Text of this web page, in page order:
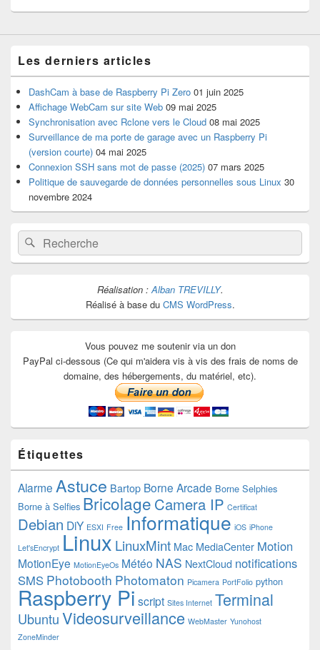
Les derniers articles
DashCam à base de Raspberry Pi Zero 01 juin 2025
Affichage WebCam sur site Web 09 mai 2025
Synchronisation avec Rclone vers le Cloud 08 mai 2025
Surveillance de ma porte de garage avec un Raspberry Pi
(version courte) 04 mai 2025
Connexion SSH sans mot de passe (2025) 07 mars 2025
Politique de sauvegarde de données personnelles sous Linux 30
novembre 2024
Recherche :Rechercher
Réalisation :Alban TREVILLY.
Réalisé à base du CMS WordPress.
Vous pouvez me soutenir via un don
PayPal ci-dessous (Ce qui m'aidera vis à vis des frais de noms de
domaine, des hébergements, du matériel, etc).
Étiquettes
Alarme Astuce Bartop Borne Arcade Borne Selphies
Borne à Selfies Bricolage Camera IP Certificat
Debian DiY ESXI Free Informatique iOS iPhone
Let'sEncrypt Linux LinuxMint Mac MediaCenter Motion
MotionEye MotionEyeOs Météo NAS NextCloud notifications
SMS Photobooth Photomaton Picamera PortFolio python
Raspberry Pi script Sites Internet Terminal
UbuntuVideosurveillance WebMaster Yunohost
ZoneMinder